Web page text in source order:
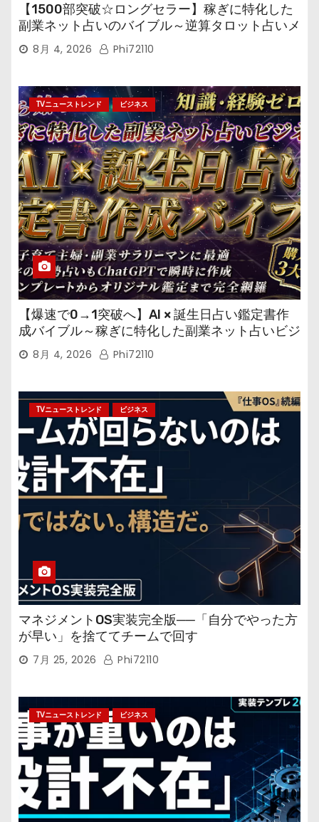
【1500部突破☆ロングセラー】稼ぎに特化した
副業ネット占いのバイブル～逆算タロット占いメ
ール鑑定マニュアル～
8月 4, 2026 Phi72110
TVニューストレンド ビジネス
【爆速で0→1突破へ】AI × 誕生日占い鑑定書作
成バイブル～稼ぎに特化した副業ネット占いビジ
ネス8月 4, 2026 Phi72110
TVニューストレンド ビジネス
マネジメントOS実装完全版──「自分でやった方
が早い」を捨ててチームで回す
7月 25, 2026 Phi72110
TVニューストレンド ビジネス